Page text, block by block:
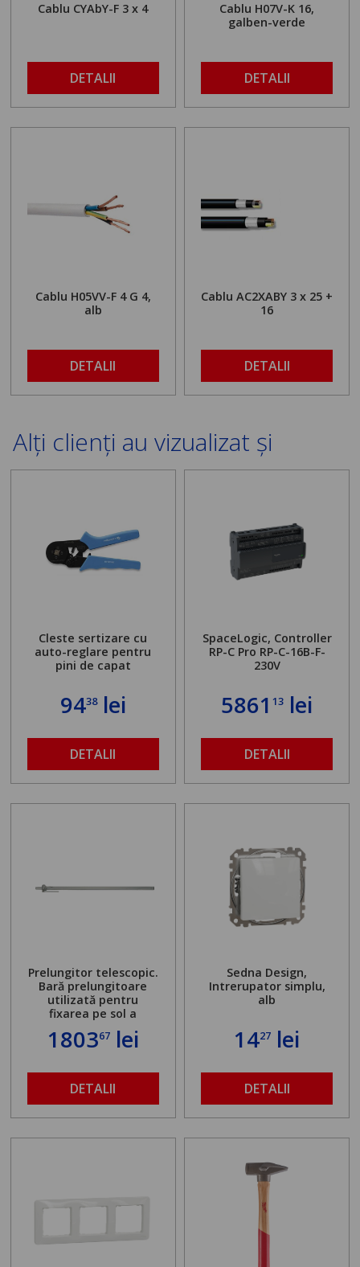
Cablu CYAbY-F 3 x 4
DETALII
Cablu H07V-K 16,
galben-verde
DETALII
Cablu H05VV-F 4 G 4,
alb
DETALII
Cablu AC2XABY 3 x 25 +
16
DETALII
Alți clienți au vizualizat și
Cleste sertizare cu
auto-reglare pentru
pini de capat
9438lei
DETALII
SpaceLogic, Controller
RP-C Pro RP-C-16B-F-
230V
586113 lei
DETALII
Prelungitor telescopic.
Bară prelungitoare
utilizată pentru
fixarea pe sol a
găurit în locul
maximă admisă de 500
kg și înălțime reglabilă
de la 1,8 la 2,9 m
180367lei
DETALII
Sedna Design,
Intrerupator simplu,
alb
1427 lei
DETALII